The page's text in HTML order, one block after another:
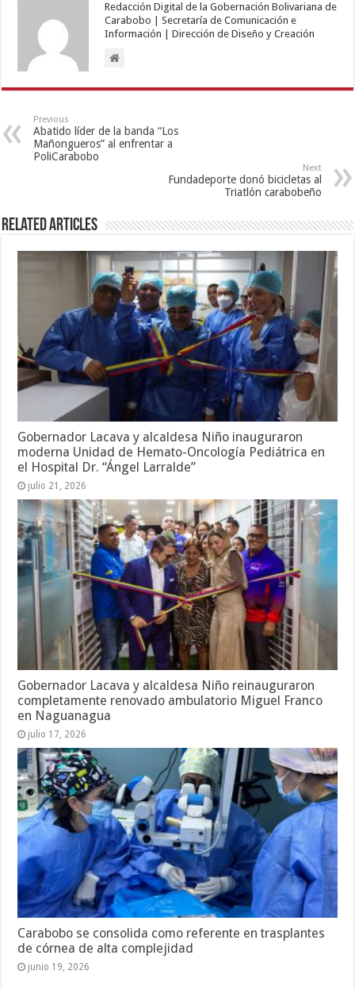
Redacción Digital de la Gobernación Bolivariana de
Carabobo | Secretaría de Comunicación e
Información | Dirección de Diseño y Creación
Previous
Abatido líder de la banda “Los
Mañongueros” al enfrentar a
PoliCarabobo
Next
Fundadeporte donó bicicletas al
Triatlón carabobeño
Related Articles
Gobernador Lacava y alcaldesa Niño inauguraron
moderna Unidad de Hemato-Oncología Pediátrica en
el Hospital Dr. “Ángel Larralde”
julio 21, 2026
Gobernador Lacava y alcaldesa Niño reinauguraron
completamente renovado ambulatorio Miguel Franco
en Naguanagua
julio 17, 2026
Carabobo se consolida como referente en trasplantes
de córnea de alta complejidad
junio 19, 2026